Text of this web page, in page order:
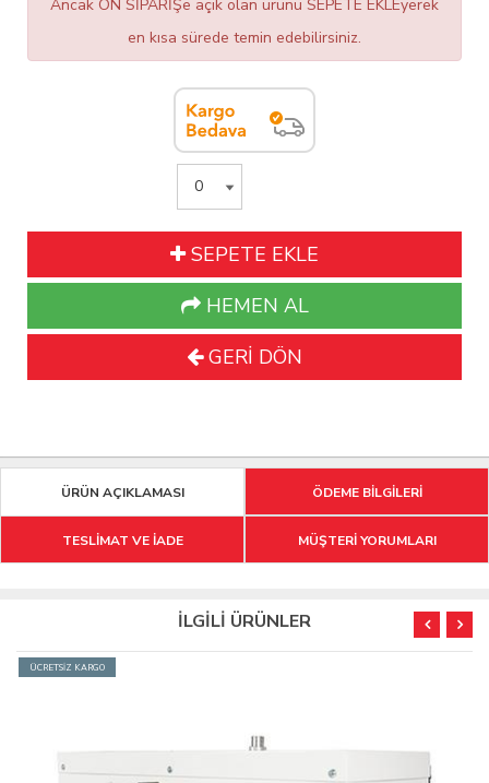
Ancak ÖN SİPARİŞe açık olan ürünü SEPETE EKLEyerek
en kısa sürede temin edebilirsiniz.
SEPETE EKLE
HEMEN AL
GERİ DÖN
ÜRÜN AÇIKLAMASI ÖDEME BİLGİLERİ
TESLİMAT VE İADE MÜŞTERİ YORUMLARI
İLGİLİ ÜRÜNLER
ÜCRETSİZ KARGO